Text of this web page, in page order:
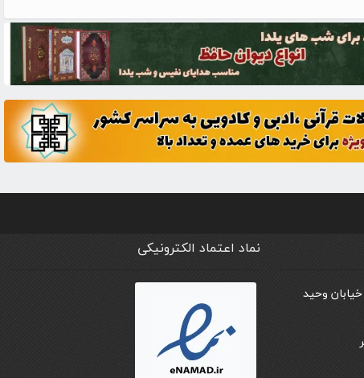
خیابان وحید
نماد اعتماد الکترونیکی